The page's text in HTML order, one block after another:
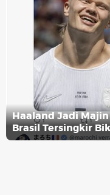
Haaland Jadi
Brasil Tersingkir